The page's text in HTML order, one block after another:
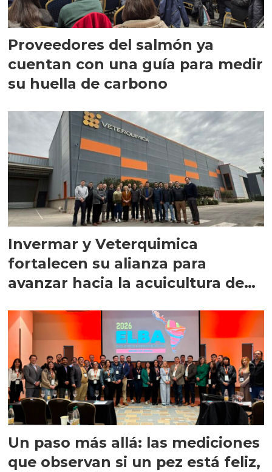
Proveedores del salmón ya
cuentan con una guía para medir
su huella de carbono
Invermar y Veterquimica
fortalecen su alianza para
avanzar hacia la acuicultura de
Un paso más allá: las mediciones
que observan si un pez está feliz,